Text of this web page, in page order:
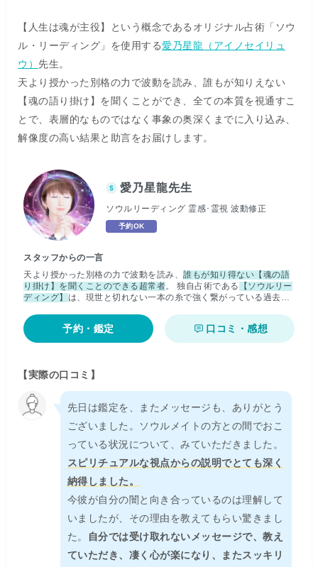
【人生は魂が主役】という概念であるオリジナル占術「ソウ
ル・リーディング」を使用する愛乃星龍（アイノセイリュ
ウ） 先生。
天より授かった別格の力で波動を読み、誰もが知りえない
【魂の語り掛け】を聞くことができ、全ての本質を視通すこ
とで、表層的なものではなく事象の奥深くまでに入り込み、
解像度の高い結果と助言をお届けします。
愛乃星龍先生
ソウルリーディング 霊感･霊視 波動修正
予約OK
スタッフからの一言
天より授かった別格の力で波動を読み、 誰もが知り得ない【魂の語
り掛け】を聞くことのできる超常者。 独自占術である
【ソウルリー
ディング】 は、現世と切れない一本の糸で強く繋がっている過去世
出します。 全ての本質を視通すことで、表層的なものではなく事象
の奥深くまでに入り込み、解像度の高い結果と助言を提示。 そこで
今までにない【新たな気付き】を得るとともに、”心から腑に落ち
ち、停滞を解き、望む先へ
へ、ぜひお進みください。
予約・鑑定 口コミ・感想
【実際の口コミ】
先日は鑑定を、またメッセージも、ありがとう
ございました。ソウルメイトの方との間でおこ
っている状況について、みていただきました。
スピリチュアルな視点からの説明でとても深く
納得しました。
今彼が自分の闇と向き合っているのは理解して
いましたが、その理由を教えてもらい驚きまし
た。
自分では受け取れないメッセージで、教え
ていただき、凄く心が楽になり、またスッキリ